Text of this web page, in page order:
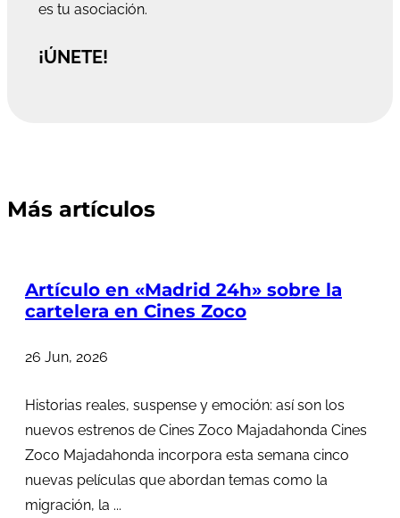
es tu asociación.
¡ÚNETE!
Más artículos
Artículo en «Madrid 24h» sobre la
cartelera en Cines Zoco
26 Jun, 2026
Historias reales, suspense y emoción: así son los
nuevos estrenos de Cines Zoco Majadahonda Cines
Zoco Majadahonda incorpora esta semana cinco
nuevas películas que abordan temas como la
migración, la ...